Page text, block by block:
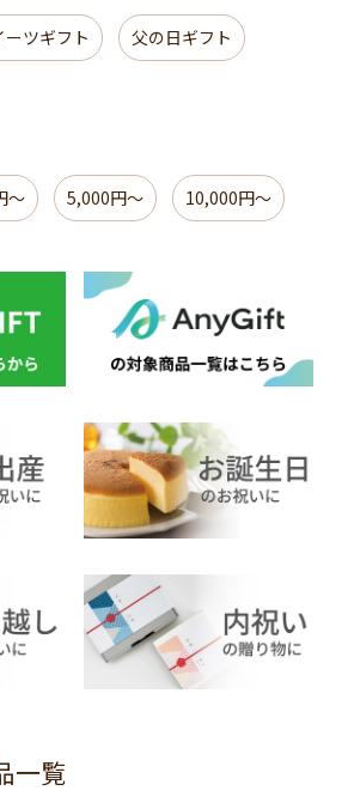
ーツギフト
父の日ギフト
～ 5,000円～ 10,000円～
一覧